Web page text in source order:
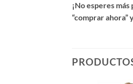
¡No esperes
“comprar